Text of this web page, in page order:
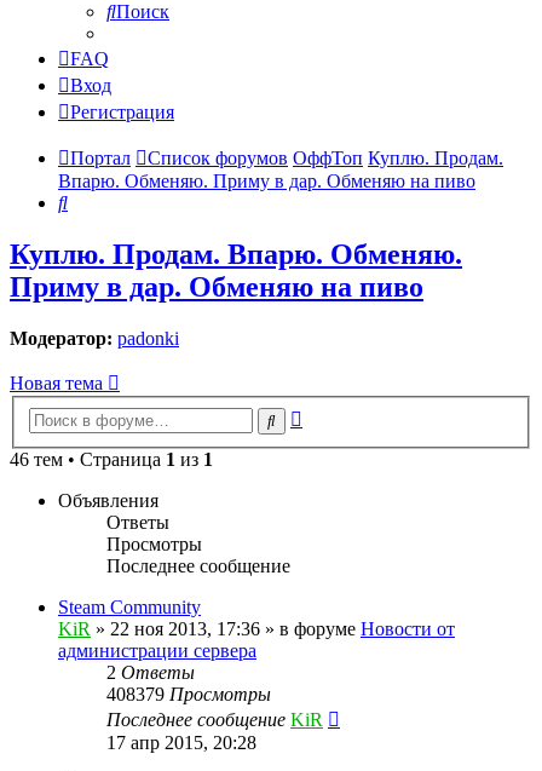
Поиск
FAQ
Вход
Регистрация
Портал Список форумов ОффТоп Куплю. Продам.
Впарю. Обменяю. Приму в дар. Обменяю на пиво
Поиск
Куплю. Продам. Впарю. Обменяю.
Приму в дар. Обменяю на пиво
Модератор: padonki
Новая тема
Поиск
46 тем • Страница 1 из 1
Объявления
Ответы
Просмотры
Последнее сообщение
Steam Community
KiR » 22 ноя 2013, 17:36 » в форуме Новости от
администрации сервера
2 Ответы
408379 Просмотры
Последнее сообщение KiR
17 апр 2015, 20:28